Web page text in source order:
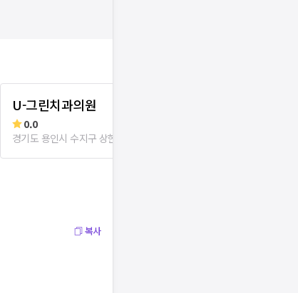
U-그린치과의원
0.0
경기도 용인시 수지구 상현동
복사